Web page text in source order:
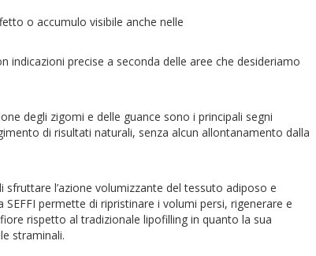
o accumulo visibile anche nelle
indicazioni precise a seconda delle aree che desideriamo
degli zigomi e delle guance sono i principali segni
di risultati naturali, senza alcun allontanamento dalla
l’azione volumizzante del tessuto adiposo e
permette di ripristinare i volumi persi, rigenerare e
rispetto al tradizionale lipofilling in quanto la sua
straminali.